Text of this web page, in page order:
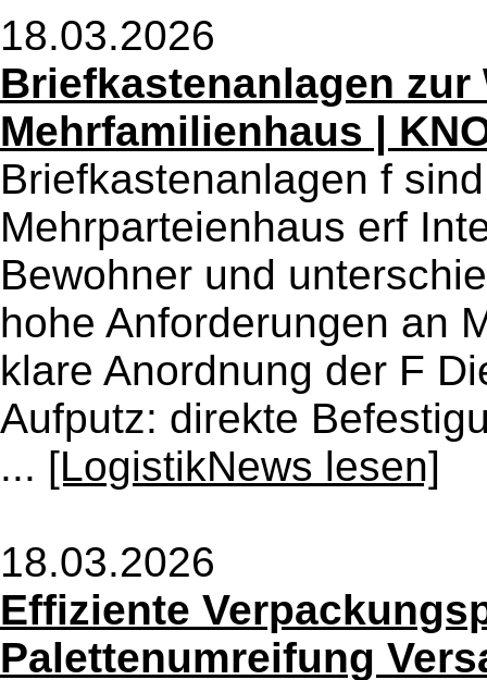
18.03.2026
Briefkastenanlagen
Mehrfamilienhaus |
Briefkastenanlagen f
Mehrparteienhaus erf
Bewohner und
hohe Anforderungen an
klare Anordnung der F
Aufputz: direkte
... [LogistikNews lesen]
18.03.2026
Effiziente
Palettenumreifung